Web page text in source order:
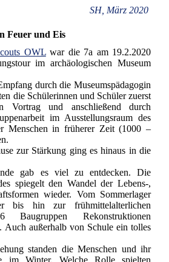
SH, März 2020
Feuer und Eis
OWLwar die 7a am 19.2.2020
im archäologischen Museum
durch die Museumspädagogin
die Schülerinnen und Schüler zuerst
Vortrag und anschließend durch
im Ausstellungsraum des
Menschen in früherer Zeit (1000 –
zur Stärkung ging es hinaus in die
gab es viel zu entdecken. Die
spiegelt den Wandel der Lebens-,
wieder. Vom Sommerlager
bis hin zur frühmittelalterlichen
Rekonstruktionen
Auch außerhalb von Schule ein tolles
standen die Menschen und ihr
im Winter. Welche Rolle spielten